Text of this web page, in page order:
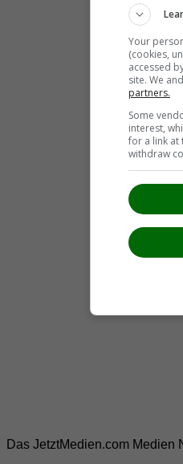
Das JetztMedien.com Medien
Your
(cookies,
accessed
site. We
partners.
Some
interest,
for a link at
withdraw